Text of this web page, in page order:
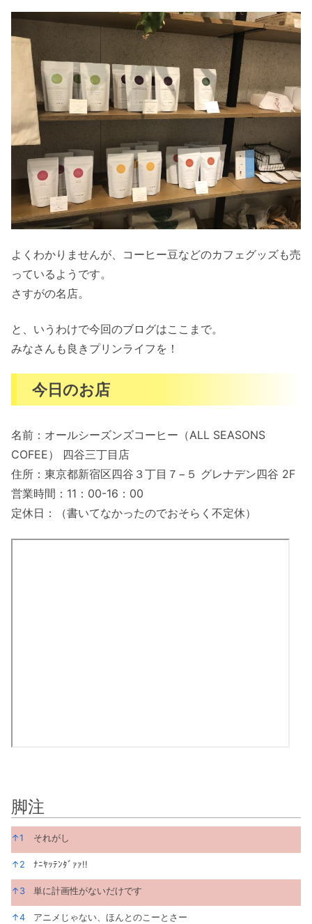
よくわかりませんが、コーヒー豆などのカフェグッズも売
っているようです。
さすがの名店。
と、いうわけで今回のブログはここまで。
みなさんも良きプリンライフを！
今日のお店
名前：オールシーズンズコーヒー（ALL SEASONS
COFEE） 四谷三丁目店
住所：東京都新宿区四谷３丁目７−５ グレナデン四谷 2F
営業時間：11：00-16：00
定休日：（書いてなかったのでおそらく不定休）
脚注
脚注
↑1 それがし
↑ 2 ﾅﾆﾔｯﾃﾝﾀﾞｧｧ!!
↑ 3 単に計画性がないだけです
↑4 アニメじゃない、ほんとのこーとさー